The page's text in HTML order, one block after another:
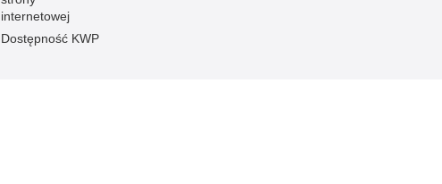
internetowej
Dostępność KWP